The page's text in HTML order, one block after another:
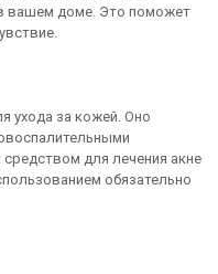
вашем доме. Это поможет
ухода за кожей. Оно
для лечения акне
обязательно